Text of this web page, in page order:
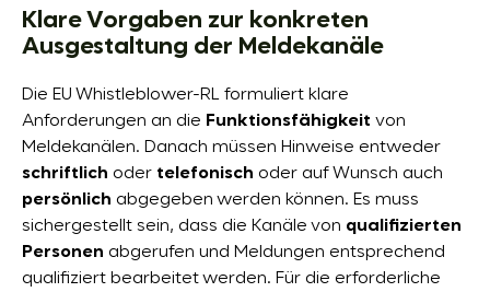
Klare Vorgaben zur konkreten
Ausgestaltung der Meldekanäle
Die EU Whistleblower-RL formuliert klare
Anforderungen an die Funktionsfähigkeit von
Meldekanälen. Danach müssen Hinweise entweder
schriftlich oder telefonisch oder auf Wunsch auch
persönlich abgegeben werden können. Es muss
sichergestellt sein, dass die Kanäle von qualifizierten
Personen abgerufen und Meldungen entsprechend
qualifiziert bearbeitet werden. Für die erforderliche